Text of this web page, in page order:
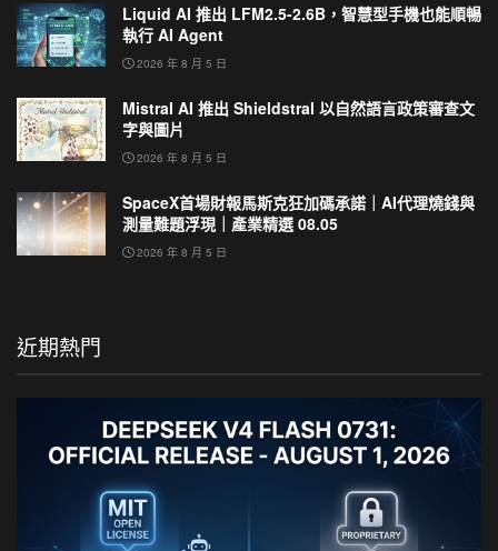
Liquid AI 推出 LFM2.5-2.6B，智慧型手機也能順暢
執行 AI Agent
2026 年 8 月 5 日
Mistral AI 推出 Shieldstral 以自然語言政策審查文
字與圖片
2026 年 8 月 5 日
SpaceX首場財報馬斯克狂加碼承諾｜AI代理燒錢與
測量難題浮現｜產業精選 08.05
2026 年 8 月 5 日
近期熱門